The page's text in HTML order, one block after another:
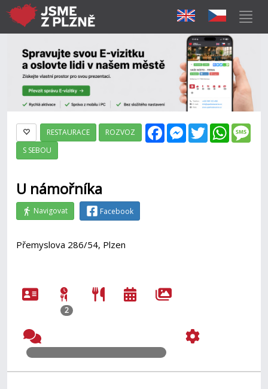
FacebookMessenger
Twitter
RESTAURACE
ROZVOZ
S SEBOU
U námořníka
Navigovat Facebook
Přemyslova 286/54, Plzen
2